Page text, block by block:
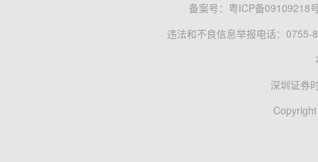
备案号： 粤ICP备09109218
违法和不良信息举报电话：0755-
深圳证券